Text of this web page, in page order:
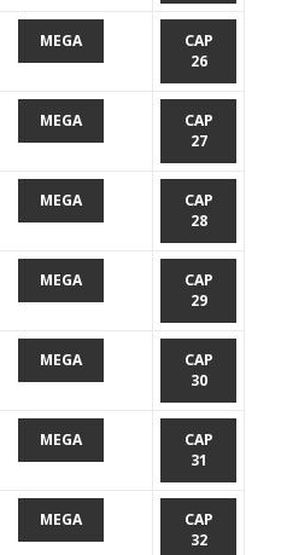
MEGA
CAP
26
MEGA
CAP
27
MEGA
CAP
28
MEGA
CAP
29
MEGA
CAP
30
MEGA
CAP
31
MEGA
CAP
32